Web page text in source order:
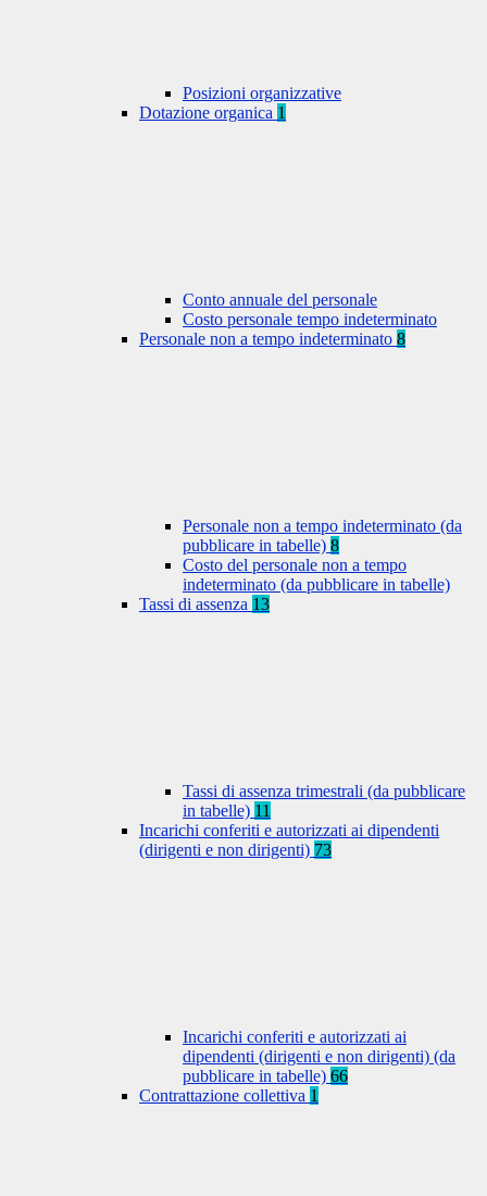
Posizioni organizzative
Dotazione organica 1
Conto annuale del personale
Costo personale tempo indeterminato
Personale non a tempo indeterminato 8
Personale non a tempo indeterminato (da
pubblicare in tabelle) 8
Costo del personale non a tempo
indeterminato (da pubblicare in tabelle)
Tassi di assenza 13
Tassi di assenza trimestrali (da pubblicare
in tabelle) 11
Incarichi conferiti e autorizzati ai dipendenti
(dirigenti e non dirigenti) 73
Incarichi conferiti e autorizzati ai
dipendenti (dirigenti e non dirigenti) (da
pubblicare in tabelle) 66
Contrattazione collettiva 1